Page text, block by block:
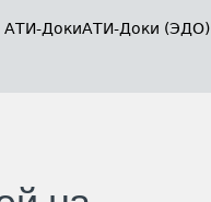
АТИ-ДокиАТИ-Доки (ЭДО)